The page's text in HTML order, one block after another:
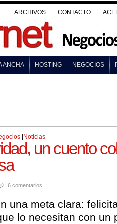
ARCHIVOS CONTACTO
ANCHA HOSTING NEGOCIOS
Noticias
un cuento
6 comentarios
una meta clara:
lo necesitan con un